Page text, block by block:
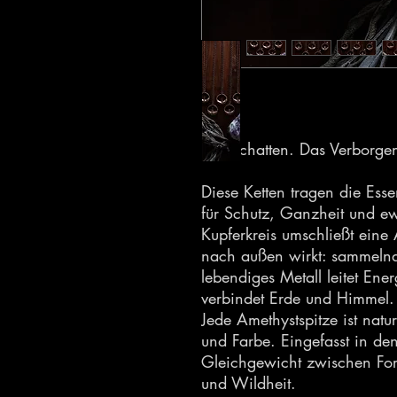
Der Schatten. Das
Diese Ketten tragen die
für Schutz, Ganzheit und
Kupferkreis umschließt
nach außen wirkt:
lebendiges Metall leitet
verbindet Erde und Himmel.
Jede Amethystspitze ist
und Farbe. Eingefasst in
Gleichgewicht zwischen
und Wildheit.